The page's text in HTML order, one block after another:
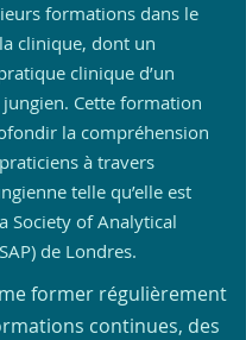
formations dans le
clinique, dont un
clinique d’un
Cette formation
la compréhension
à travers
telle qu’elle est
Society of Analytical
de Londres.
former régulièrement
continues, des